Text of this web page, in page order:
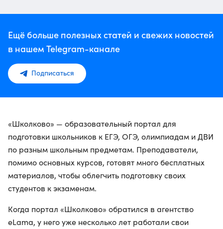
Ещё больше полезных статей и свежих новостей
в нашем Telegram-канале
Подписаться
«Школково» — образовательный портал для
подготовки школьников к ЕГЭ, ОГЭ, олимпиадам и ДВИ
по разным школьным предметам. Преподаватели,
помимо основных курсов, готовят много бесплатных
материалов, чтобы облегчить подготовку своих
студентов к экзаменам.
Когда портал «Школково» обратился в агентство
eLama, у него уже несколько лет работали свои